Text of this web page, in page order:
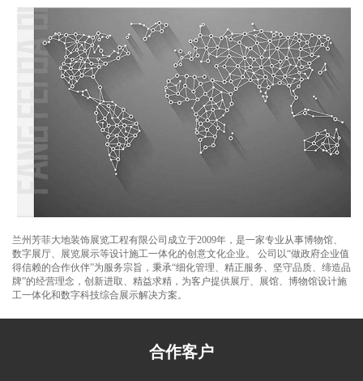
自然教育与生态体验展馆项目
甘肃省副省长孙雪涛率团参加首届中国（武
汉）文化旅游博览会
芳菲大地圆满完成首届中国（武汉）文化旅
游博览会甘肃主题形象馆设计施工
芳菲大地设计的兰州新区税务局党建展厅、
党员阅览活动室正式交付使用
芳菲大地装饰展览设计施工的庆阳市环县荣
誉馆，于2021年10月8日正式完工
兰州芳菲大地设计施工的陈列馆及展厅得到
了专家学者的肯定和好评
芳菲大地为第五届文博会第十届敦煌行·丝绸
之路国际旅游节策划设计布展施工
由芳菲大地设计承建的武警嘉峪关支队营区
实地调研芳菲大地施工现场
甘南美仁大草原游客接待中心案例分享
甘肃建投绿色建材产业集团“企业文化展厅及
绿色智慧矿山联合实验室”项目
第22届“青海省投资贸易洽谈会”于7月22日至
芳菲大地装饰展览为中石化、辽宁省等单位
兰州芳菲大地装饰展览工程有限公司成立于2009年，是一家专业从事博物馆、
数字展厅、展览展示等设计施工一体化的创意文化企业。 公司以“做政府企业值
得信赖的合作伙伴”为服务宗旨，秉承“细化管理、精正服务、坚守品质、缔造品
牌”的经营理念，创新进取、精益求精，为客户提供展厅、展馆、博物馆设计施
工一体化和数字科技综合展示解决方案。
合作客户
甘肃省发展和改革委员会
甘肃祁连山国家级自然保护区管护中心
兰州市公安局交通警察支队
酒泉市公安局交通警察支队
甘肃省退役军人事务厅